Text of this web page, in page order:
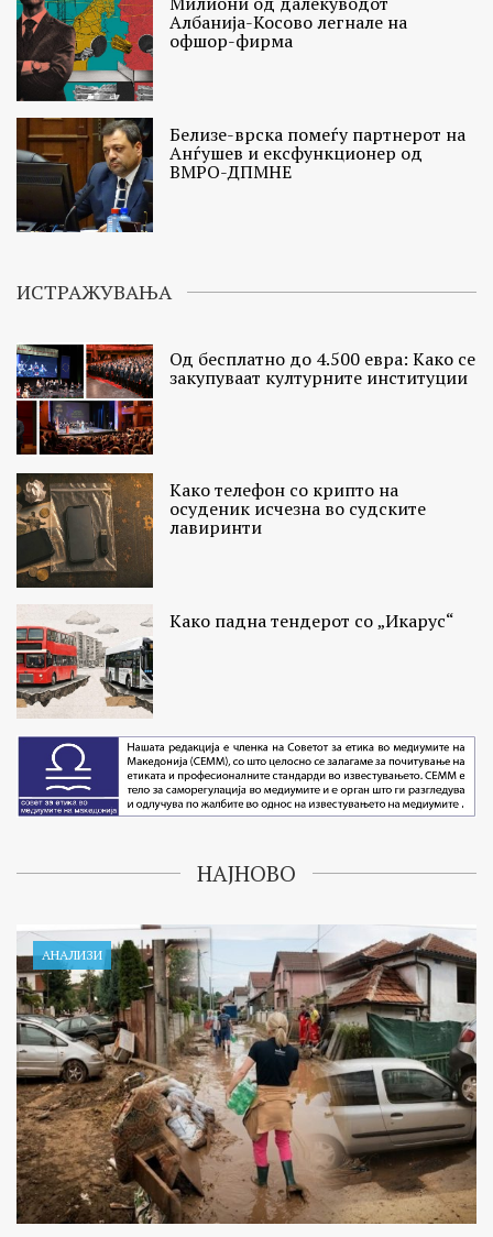
Албанија-Косово легнале на
офшор-фирма
Белизе-врска помеѓу партнерот на
Анѓушев и ексфункционер од
ВМРО-ДПМНЕ
ИСТРАЖУВАЊА
Од бесплатно до 4.500 евра: Како се
закупуваат културните институции
Како телефон со крипто на
осуденик исчезна во судските
лавиринти
Како падна тендерот со „Икарус“
НАЈНОВО
АНАЛИЗИ